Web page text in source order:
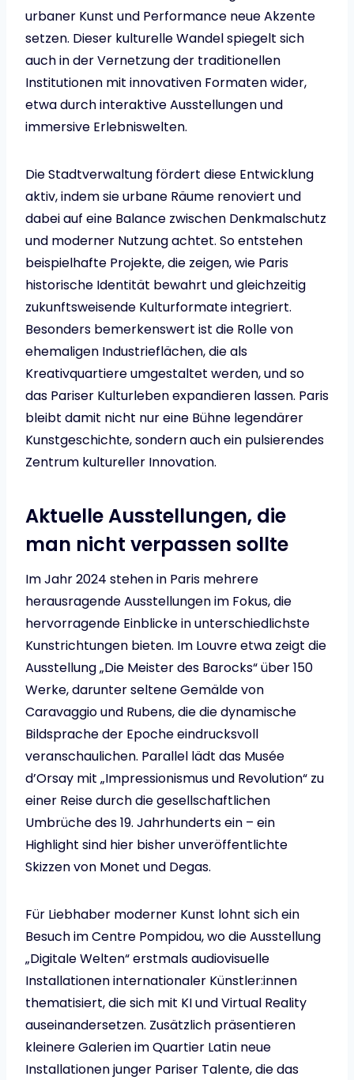
urbaner Kunst und Performance neue Akzente
setzen. Dieser kulturelle Wandel spiegelt sich
auch in der Vernetzung der traditionellen
Institutionen mit innovativen Formaten wider,
etwa durch interaktive Ausstellungen und
immersive Erlebniswelten.
Die Stadtverwaltung fördert diese Entwicklung
aktiv, indem sie urbane Räume renoviert und
dabei auf eine Balance zwischen Denkmalschutz
und moderner Nutzung achtet. So entstehen
beispielhafte Projekte, die zeigen, wie Paris
historische Identität bewahrt und gleichzeitig
zukunftsweisende Kulturformate integriert.
Besonders bemerkenswert ist die Rolle von
ehemaligen Industrieflächen, die als
Kreativquartiere umgestaltet werden, und so
das Pariser Kulturleben expandieren lassen. Paris
bleibt damit nicht nur eine Bühne legendärer
Kunstgeschichte, sondern auch ein pulsierendes
Zentrum kultureller Innovation.
Aktuelle Ausstellungen, die
man nicht verpassen sollte
Im Jahr 2024 stehen in Paris mehrere
herausragende Ausstellungen im Fokus, die
hervorragende Einblicke in unterschiedlichste
Kunstrichtungen bieten. Im Louvre etwa zeigt die
Ausstellung „Die Meister des Barocks“ über 150
Werke, darunter seltene Gemälde von
Caravaggio und Rubens, die die dynamische
Bildsprache der Epoche eindrucksvoll
veranschaulichen. Parallel lädt das Musée
d’Orsay mit „Impressionismus und Revolution“ zu
einer Reise durch die gesellschaftlichen
Umbrüche des 19. Jahrhunderts ein – ein
Highlight sind hier bisher unveröffentlichte
Skizzen von Monet und Degas.
Für Liebhaber moderner Kunst lohnt sich ein
Besuch im Centre Pompidou, wo die Ausstellung
„Digitale Welten“ erstmals audiovisuelle
Installationen internationaler Künstler:innen
thematisiert, die sich mit KI und Virtual Reality
auseinandersetzen. Zusätzlich präsentieren
kleinere Galerien im Quartier Latin neue
Installationen junger Pariser Talente, die das